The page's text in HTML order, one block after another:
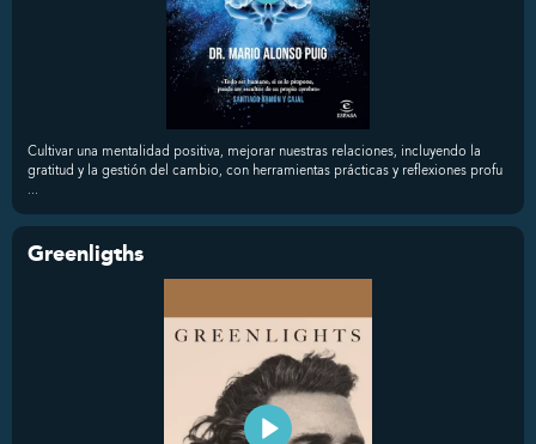
Cultivar una mentalidad positiva, mejorar nuestras relaciones, incluyendo la
gratitud y la gestión del cambio, con herramientas prácticas y reflexiones profu
...
Greenligths